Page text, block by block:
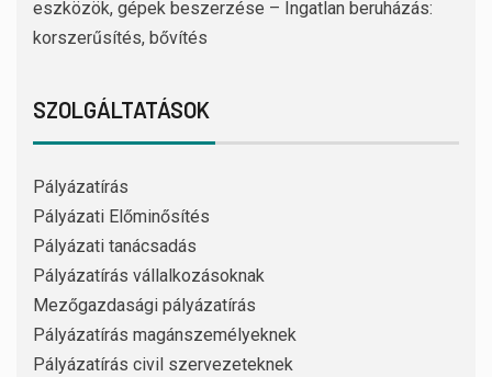
eszközök, gépek beszerzése – Ingatlan beruházás:
korszerűsítés, bővítés
SZOLGÁLTATÁSOK
Pályázatírás
Pályázati Előminősítés
Pályázati tanácsadás
Pályázatírás vállalkozásoknak
Mezőgazdasági pályázatírás
Pályázatírás magánszemélyeknek
Pályázatírás civil szervezeteknek